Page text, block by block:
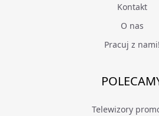
Kontakt
O nas
Pracuj z nami!
Telewizory